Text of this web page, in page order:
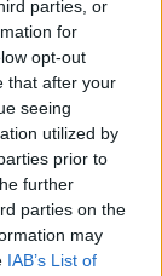
parties, or
for
opt-out
that after your
seeing
utilized by
prior to
further
parties on the
may
IAB’s List of